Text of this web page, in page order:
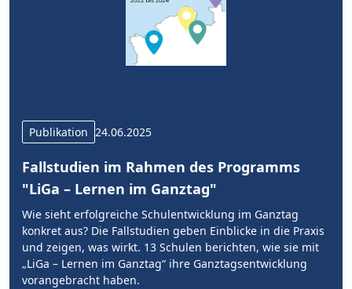
Publikation 24.06.2025
Fallstudien im Rahmen des Programms
"LiGa – Lernen im Ganztag"
Wie sieht erfolgreiche Schulentwicklung im Ganztag
konkret aus? Die Fallstudien geben Einblicke in die Praxis
und zeigen, was wirkt. 13 Schulen berichten, wie sie mit
„LiGa – Lernen im Ganztag“ ihre Ganztagsentwicklung
vorangebracht haben.